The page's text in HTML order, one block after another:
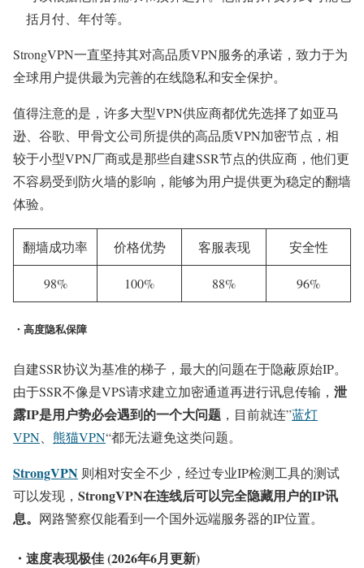
括月付、年付等。
StrongVPN一直坚持其对高品质VPN服务的承诺，致力于为
全球用户提供最为完善的在线隐私和安全保护。
值得注意的是，许多大型VPN供应商都优先选择了如亚马
逊、谷歌、甲骨文公司所提供的高品质VPN加密节点，相
较于小型VPN厂商或是那些自建SSR节点的供应商，他们更
不容易受到防火墙的影响，能够为用户提供更为稳定的翻墙
体验。
翻墙成功率 价格优势 客服表现 安全性
98% 100% 88% 96%
・高度隐私保障
自建SSR协议为基准的梯子，最大的问题在于隐蔽原始IP。
由于SSR不像是VPS请求建立加密通道再进行讯息传输， 泄
露IP是用户势必会遇到的一个大问题 ，目前就连”蓝灯
VPN
熊猫VPN“都无法避免这类问题。
StrongVPN 则相对安全不少，经过专业IP检测工具的测试
可以发现， StrongVPN在连线后可以完全隐藏用户的IP讯
息。 网路警察仅能看到一个国外远端服务器的IP位置。
・速度表现极佳 (2026年6月更新)